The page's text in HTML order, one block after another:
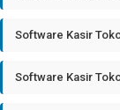
Software Kasir
Software Kasir